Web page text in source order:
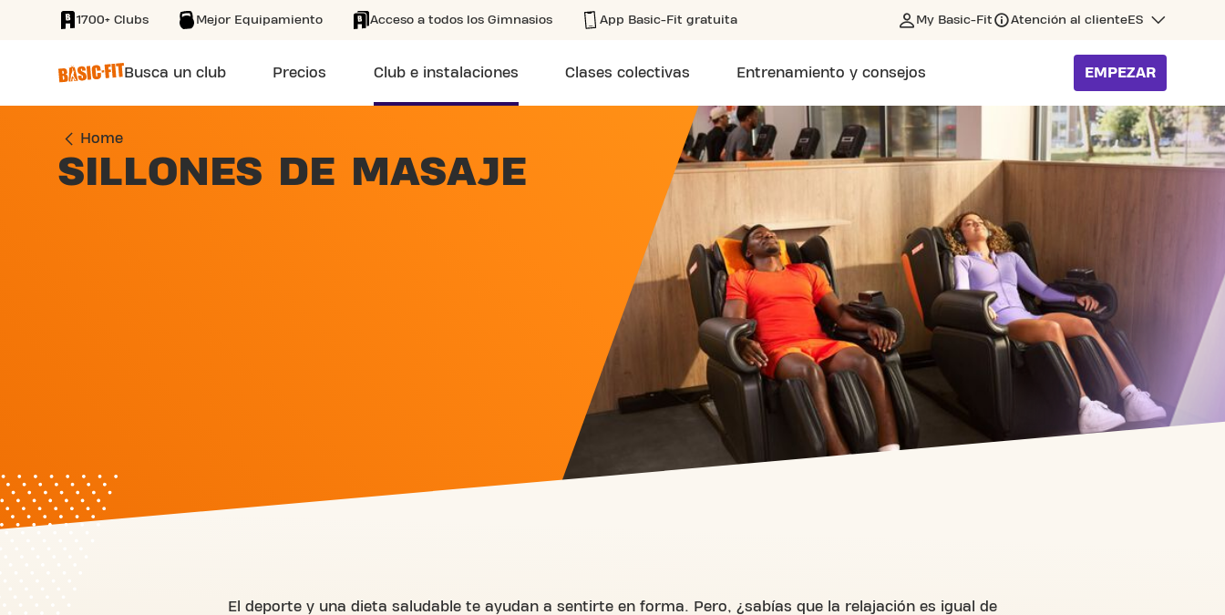
SKIP TO MAIN CONTENT
1700+ Clubs Mejor Equipamiento Acceso a todos los Gimnasios App Basic-Fit gratuita My Basic-Fit Atención al clienteES
Busca un club Precios Club e instalaciones Clases colectivas Entrenamiento y consejos EMPEZAR
Home
SILLONES DE MASAJE
El deporte y una dieta saludable te ayudan a sentirte en forma. Pero, ¿sabías que la relajación es igual de